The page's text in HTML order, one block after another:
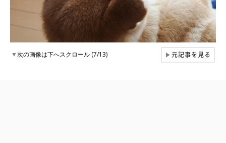
▼次の画像は下へスクロール (7/13) ▶元記事を見る